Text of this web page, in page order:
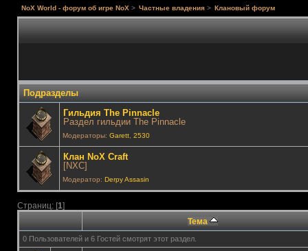
NoX World - форум об игре NoX > Частные владения > Клановый форум
Подразделы
Гильдия The Pinnacle
Раздел гильдии The Pinnacle
Модераторы: Garett, 2530
Клан NoX Craft
[NXC]
Модератор: Derpy Assasin
Страниц: [1]
Тема
0 Пользователей и 6 Гостей смотрят этот раздел.